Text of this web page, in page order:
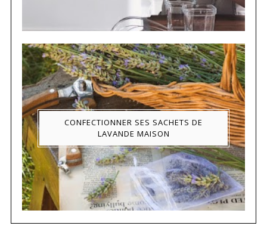
CONFECTIONNER SES SACHETS DE
LAVANDE MAISON